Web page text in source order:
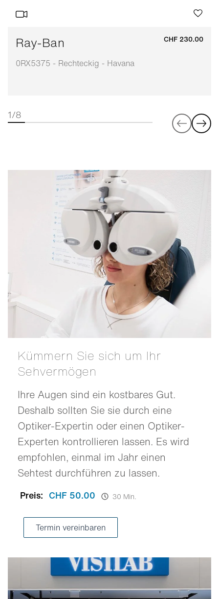
Ray-Ban
0RX5375 - Rechteckig - Havana
CHF 230.00
1/8
Kümmern Sie sich um Ihr
Sehvermögen
Ihre Augen sind ein kostbares Gut.
Deshalb sollten Sie sie durch eine
Optiker-Expertin oder einen Optiker-
Experten kontrollieren lassen. Es wird
empfohlen, einmal im Jahr einen
Sehtest durchführen zu lassen.
Preis: CHF 50.00 30 Min.
Termin vereinbaren